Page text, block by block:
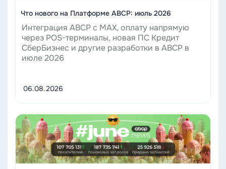
Что нового на Платформе ABCP: июль 2026
Интеграция ABCP с MAX, оплату напрямую
через POS-терминалы, новая ПС Кредит
СберБизнес и другие разработки в ABCP в
июле 2026
06.08.2026
Читать